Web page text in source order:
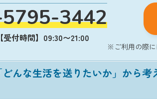
3442
【受付時間】09:30〜21:00
※ご利用の際に
どんな生活を送りたいか」から